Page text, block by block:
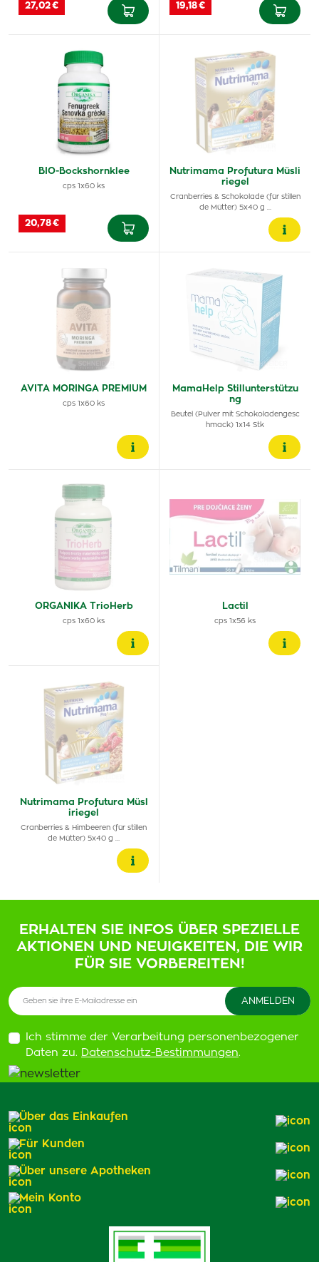
27,02 € 19,18 €
BIO-Bockshornklee
cps 1x60 ks
20,78 €
Nutrimama Profutura Müsli
riegel
Cranberries & Schokolade (für stillen
de Mütter) 5x40 g …
AVITA MORINGA PREMIUM
cps 1x60 ks
MamaHelp Stillunterstützu
ng
Beutel (Pulver mit Schokoladengesc
hmack) 1x14 Stk
ORGANIKA TrioHerb
cps 1x60 ks
Lactil
cps 1x56 ks
Nutrimama Profutura Müsl
iriegel
Cranberries & Himbeeren (für stillen
de Mütter) 5x40 g …
ERHALTEN SIE INFOS ÜBER SPEZIELLE
AKTIONEN UND NEUIGKEITEN, DIE WIR
FÜR SIE VORBEREITEN!
Ich stimme der Verarbeitung personenbezogener
Daten zu. Datenschutz-Bestimmungen.
Über das Einkaufen
Für Kunden
Über unsere Apotheken
Mein Konto